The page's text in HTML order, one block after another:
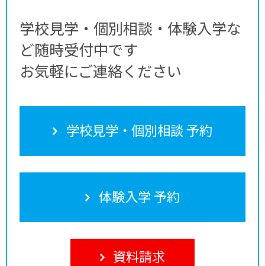
学校見学・個別相談・体験入学な
ど随時受付中です
お気軽にご連絡ください
学校見学・個別相談 予約
体験入学 予約
資料請求